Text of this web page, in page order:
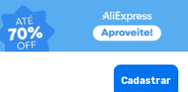
Cadastrar